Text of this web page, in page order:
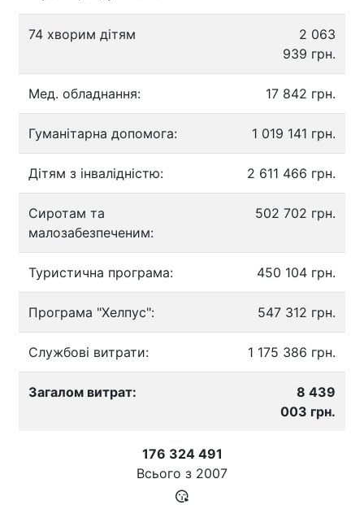
74 хворим дітям
2 063
939 грн.
Мед. обладнання: 17 842 грн.
Гуманітарна допомога: 1 019 141 грн.
Дітям з інвалідністю: 2 611 466 грн.
Сиротам та
малозабезпеченим:
502 702 грн.
Туристична програма: 450 104 грн.
Програма "Хелпус": 547 312 грн.
Службові витрати: 1 175 386 грн.
Загалом витрат:
8 439
003 грн.
176 324 491
Всього з 2007